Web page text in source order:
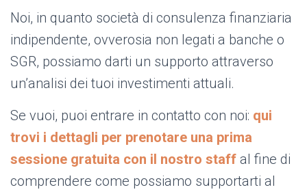
Noi, in quanto società di consulenza finanziaria
indipendente, ovverosia non legati a banche o
SGR, possiamo darti un supporto attraverso
un’analisi dei tuoi investimenti attuali.
Se vuoi, puoi entrare in contatto con noi: qui
trovi i dettagli per prenotare una prima
sessione gratuita con il nostro staff al fine di
comprendere come possiamo supportarti al